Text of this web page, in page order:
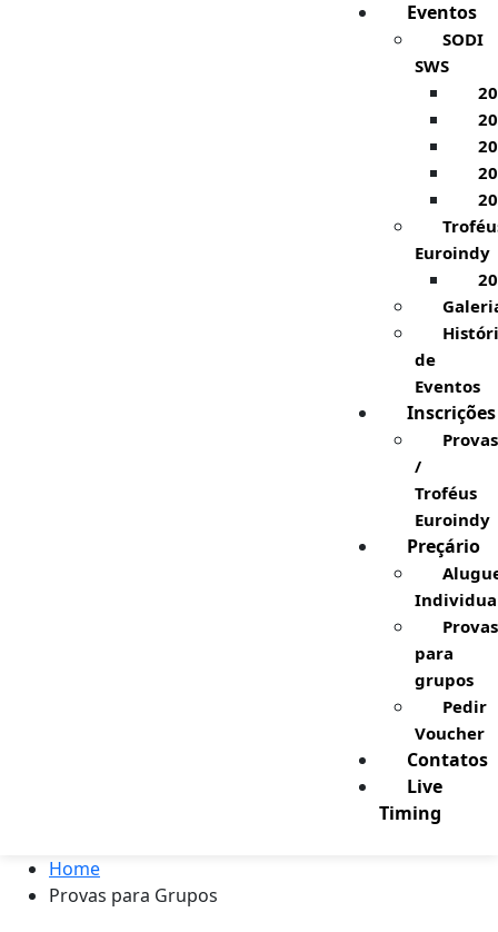
Eventos
SODI
SWS
Euroindy
de
Eventos
Inscrições
Provas
/
Troféus
Euroindy
Preçário
Provas
para
grupos
Pedir
Voucher
Contatos
Live
Timing
Home
Provas para Grupos